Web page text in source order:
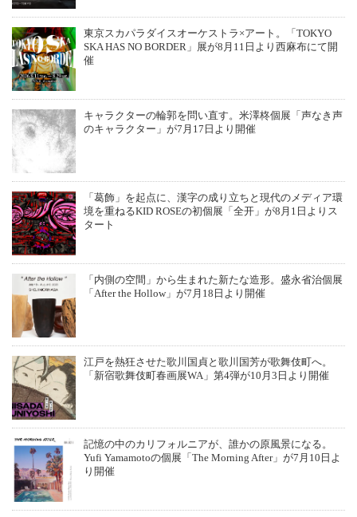
東京スカパラダイスオーケストラ×アート。「TOKYO
SKA HAS NO BORDER」展が8月11日より西麻布にて開
催
キャラクターの輪郭を問い直す。米澤柊個展「声なき声
のキャラクター」が7月17日より開催
「葛飾」を起点に、漢字の成り立ちと現代のメディア環
境を重ねるKID ROSEの初個展「全开」が8月1日よりス
タート
「内側の空間」から生まれた新たな造形。盛永省治個展
「After the Hollow」が7月18日より開催
江戸を熱狂させた歌川国貞と歌川国芳が歌舞伎町へ。
「新宿歌舞伎町春画展WA」第4弾が10月3日より開催
記憶の中のカリフォルニアが、誰かの原風景になる。
Yufi Yamamotoの個展「The Morning After」が7月10日よ
り開催